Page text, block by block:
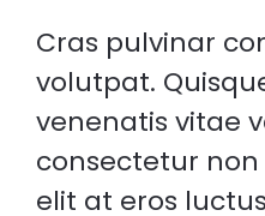
Cras pulvinar
volutpat.
venenatis vitae
consectetur
elit at eros